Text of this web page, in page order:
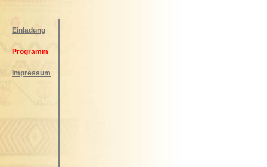
Einladung
Programm
Impressum